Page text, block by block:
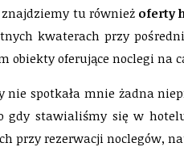
znajdziemy tu również oferty
kwaterach przy
obiekty oferujące noclegi na
spotkała mnie żadna
stawialiśmy się w
przy rezerwacji noclegów,